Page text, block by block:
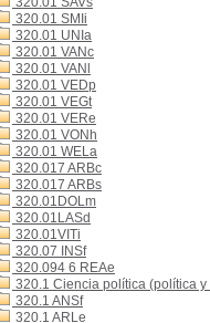
320.01 SMIi
320.01 UNIa
320.01 VANc
320.01 VANl
320.01 VEDp
320.01 VEGt
320.01 VERe
320.01 VONh
320.01 WELa
320.017 ARBc
320.017 ARBs
320.01DOLm
320.01LASd
320.01VITi
320.07 INSf
320.094 6 REAe
320.1 Ciencia política (política
320.1 ANSf
320.1 ARLe